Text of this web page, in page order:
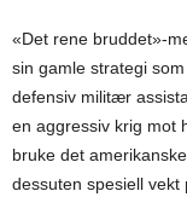
«Det rene bruddet»-
sin gamle strategi
defensiv militær
en aggressiv krig mot
bruke det
dessuten spesiell vekt